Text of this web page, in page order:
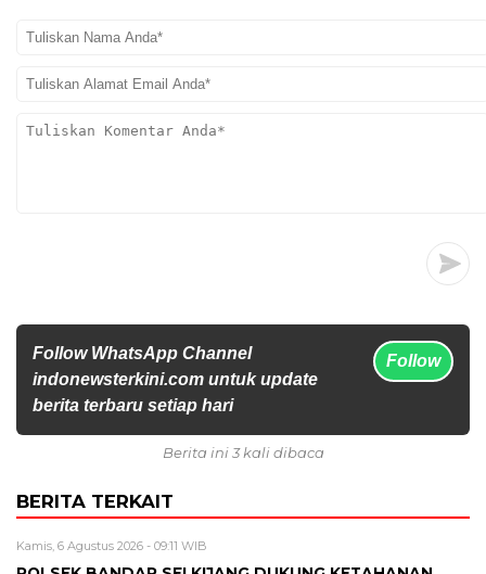
Follow WhatsApp Channel
indonewsterkini.com untuk update
berita terbaru setiap hari
Follow
Berita ini 3 kali dibaca
BERITA TERKAIT
Kamis, 6 Agustus 2026 - 09:11 WIB